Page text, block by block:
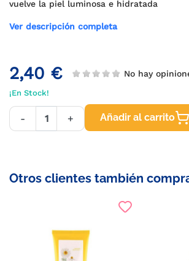
vuelve la piel luminosa e hidratada
Ver descripción completa
2,40 € No hay
¡En Stock!
- + Añadir al carrito
Otros clientes también